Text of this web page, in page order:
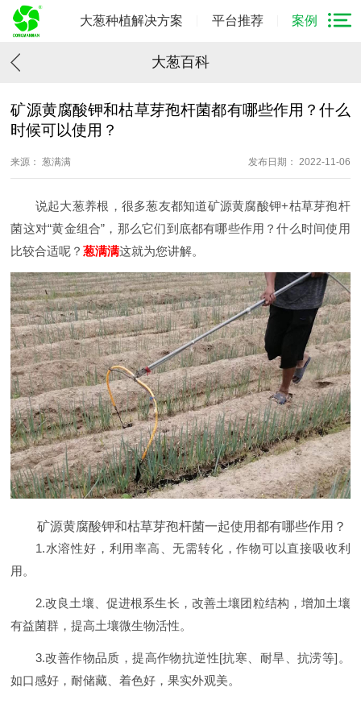
大葱种植解决方案 平台推荐 案例
大葱百科
矿源黄腐酸钾和枯草芽孢杆菌都有哪些作用？什么
时候可以使用？
来源： 葱满满 发布日期： 2022-11-06
说起大葱养根，很多葱友都知道矿源黄腐酸钾+枯草芽孢杆
菌这对“黄金组合”，那么它们到底都有哪些作用？什么时间使用
比较合适呢？葱满满这就为您讲解。
矿源黄腐酸钾和枯草芽孢杆菌一起使用都有哪些作用？
1.水溶性好，利用率高、无需转化，作物可以直接吸收利
用。
2.改良土壤、促进根系生长，改善土壤团粒结构，增加土壤
有益菌群，提高土壤微生物活性。
3.改善作物品质，提高作物抗逆性[抗寒、耐旱、抗涝等]。
如口感好，耐储藏、着色好，果实外观美。